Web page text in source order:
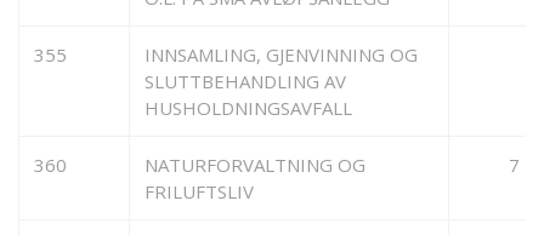
355
INNSAMLING, GJENVINNING OG
SLUTTBEHANDLING AV
HUSHOLDNINGSAVFALL
360
NATURFORVALTNING OG
FRILUFTSLIV
7